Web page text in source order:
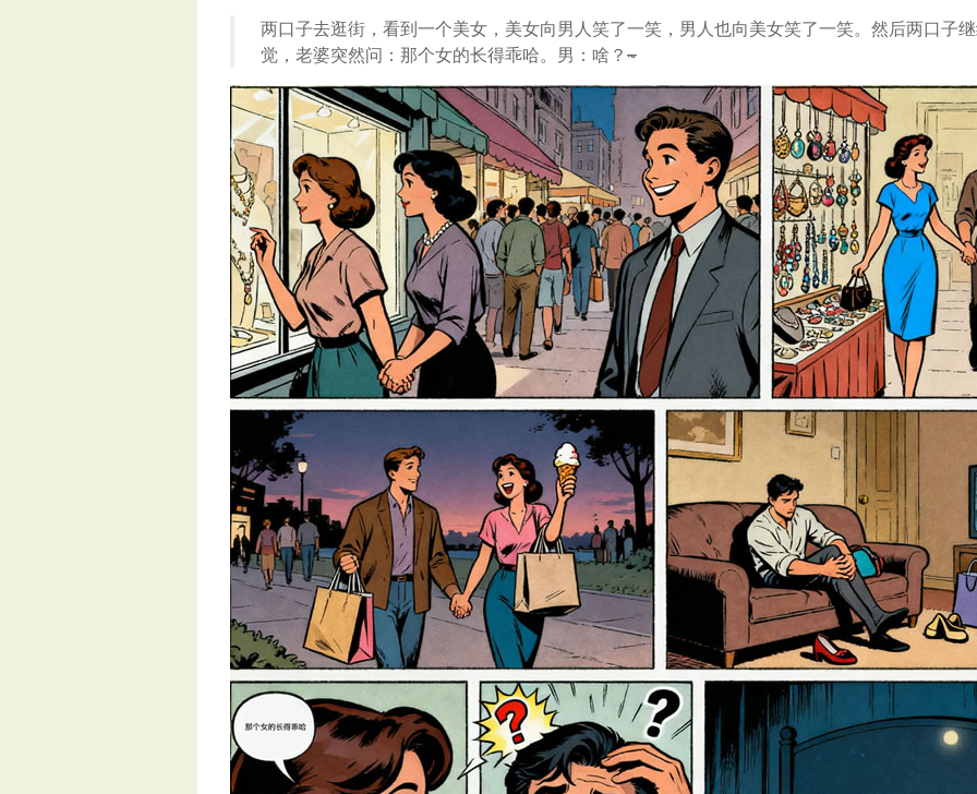
两口子去逛街，看到一个美女，美女向男人笑了一笑，男人也向美女笑了一笑。然后两口子
觉，老婆突然问：那个女的长得乖哈。男：啥？~